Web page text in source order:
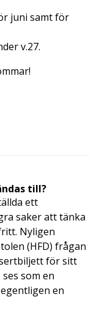
juni samt för
v.27.
till?
ett
saker att tänka
Nyligen
(HFD) frågan
för sitt
som en
en